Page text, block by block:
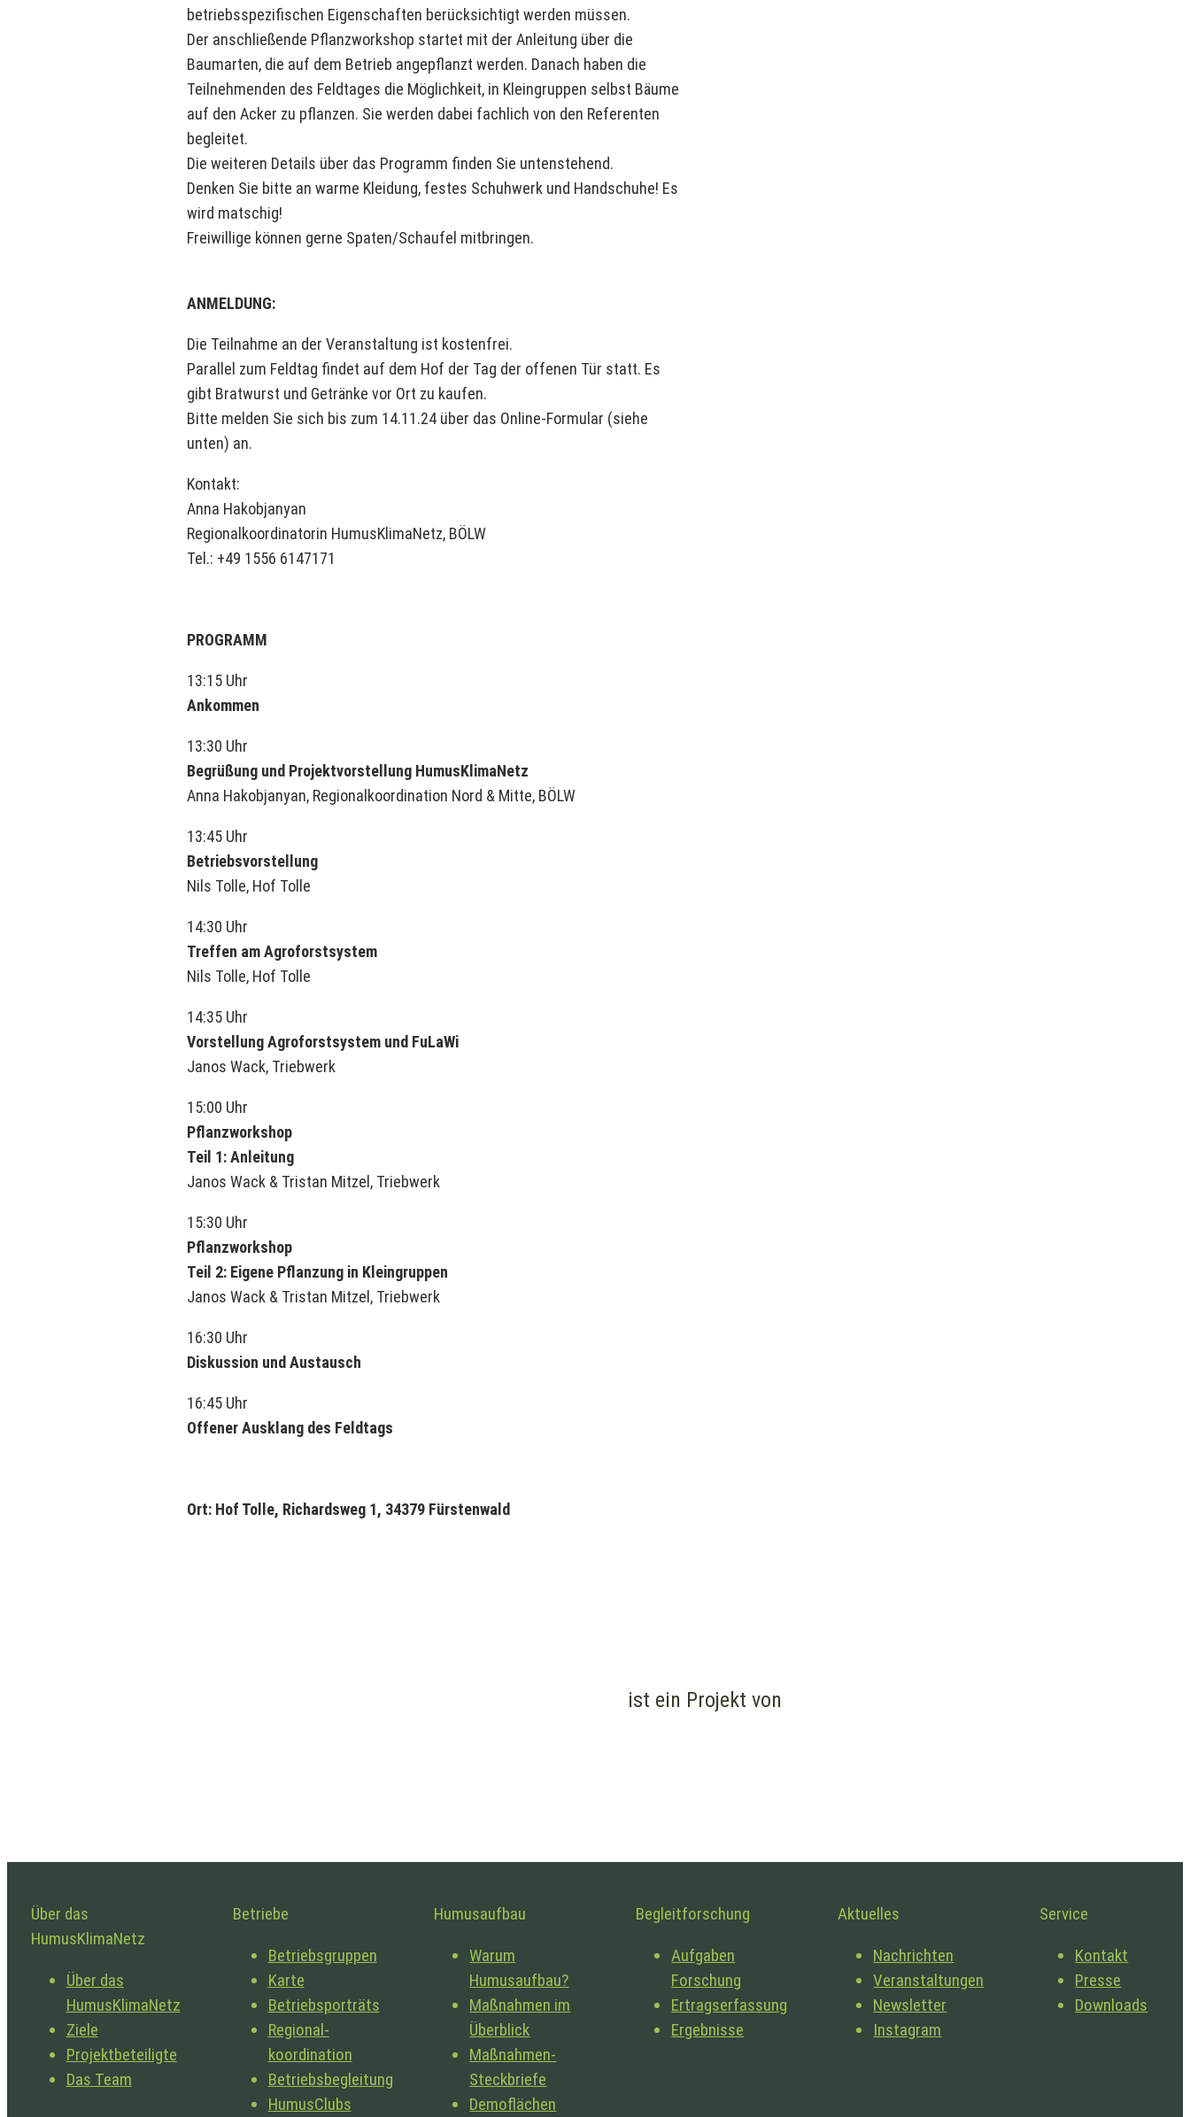
betriebsspezifischen Eigenschaften berücksichtigt werden müssen.
Der anschließende Pflanzworkshop startet mit der Anleitung über die
Baumarten, die auf dem Betrieb angepflanzt werden. Danach haben die
Teilnehmenden des Feldtages die Möglichkeit, in Kleingruppen selbst Bäume
auf den Acker zu pflanzen. Sie werden dabei fachlich von den Referenten
begleitet.
Die weiteren Details über das Programm finden Sie untenstehend.
Denken Sie bitte an warme Kleidung, festes Schuhwerk und Handschuhe! Es
wird matschig!
Freiwillige können gerne Spaten/Schaufel mitbringen.
ANMELDUNG:
Die Teilnahme an der Veranstaltung ist kostenfrei.
Parallel zum Feldtag findet auf dem Hof der Tag der offenen Tür statt. Es
gibt Bratwurst und Getränke vor Ort zu kaufen.
Bitte melden Sie sich bis zum 14.11.24 über das Online-Formular (siehe
unten) an.
Kontakt:
Anna Hakobjanyan
Regionalkoordinatorin HumusKlimaNetz, BÖLW
Tel.: +49 1556 6147171
PROGRAMM
13:15 Uhr
Ankommen
13:30 Uhr
Begrüßung und Projektvorstellung HumusKlimaNetz
Anna Hakobjanyan, Regionalkoordination Nord & Mitte, BÖLW
13:45 Uhr
Betriebsvorstellung
Nils Tolle, Hof Tolle
14:30 Uhr
Treffen am Agroforstsystem
Nils Tolle, Hof Tolle
14:35 Uhr
Vorstellung Agroforstsystem und FuLaWi
Janos Wack, Triebwerk
15:00 Uhr
Pflanzworkshop
Teil 1: Anleitung
Janos Wack & Tristan Mitzel, Triebwerk
15:30 Uhr
Pflanzworkshop
Teil 2: Eigene Pflanzung in Kleingruppen
Janos Wack & Tristan Mitzel, Triebwerk
16:30 Uhr
Diskussion und Austausch
16:45 Uhr
Offener Ausklang des Feldtags
Ort: Hof Tolle, Richardsweg 1, 34379 Fürstenwald
ist ein Projekt von
Über das
HumusKlimaNetz
Über das
HumusKlimaNetz
Ziele
Projekt­beteiligte
Das Team
Betriebe
Betriebsgruppen
Karte
Betriebsporträts
Regional­
koordination
Betriebsbegleitung
HumusClubs
Humusaufbau
Warum
Humusaufbau?
Maßnahmen im
Überblick
Maßnahmen-
Steckbriefe
Demoflächen
Begleitforschung
Aufgaben
Forschung
Ertragserfassung
Ergebnisse
Aktuelles
Nachrichten
Veranstaltungen
Newsletter
Instagram
Service
Kontakt
Presse
Downloads